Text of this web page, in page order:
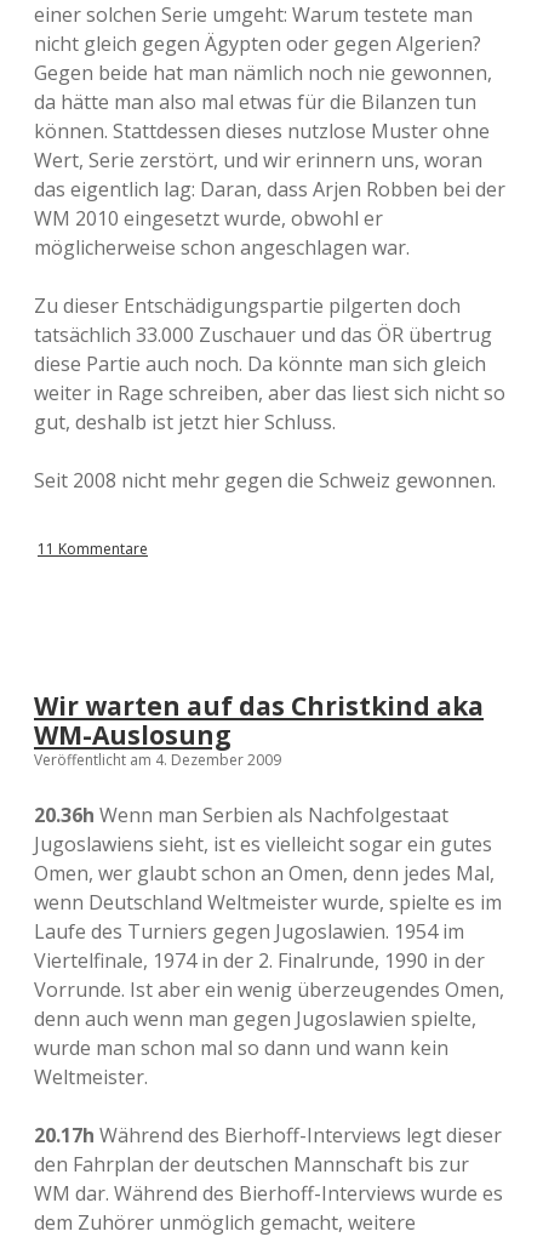
einer solchen Serie umgeht: Warum testete man
nicht gleich gegen Ägypten oder gegen Algerien?
Gegen beide hat man nämlich noch nie gewonnen,
da hätte man also mal etwas für die Bilanzen tun
können. Stattdessen dieses nutzlose Muster ohne
Wert, Serie zerstört, und wir erinnern uns, woran
das eigentlich lag: Daran, dass Arjen Robben bei der
WM 2010 eingesetzt wurde, obwohl er
möglicherweise schon angeschlagen war.
Zu dieser Entschädigungspartie pilgerten doch
tatsächlich 33.000 Zuschauer und das ÖR übertrug
diese Partie auch noch. Da könnte man sich gleich
weiter in Rage schreiben, aber das liest sich nicht so
gut, deshalb ist jetzt hier Schluss.
Seit 2008 nicht mehr gegen die Schweiz gewonnen.
11 Kommentare
Wir warten auf das Christkind aka
WM-Auslosung
Veröffentlicht am 4. Dezember 2009
20.36h Wenn man Serbien als Nachfolgestaat
Jugoslawiens sieht, ist es vielleicht sogar ein gutes
Omen, wer glaubt schon an Omen, denn jedes Mal,
wenn Deutschland Weltmeister wurde, spielte es im
Laufe des Turniers gegen Jugoslawien. 1954 im
Viertelfinale, 1974 in der 2. Finalrunde, 1990 in der
Vorrunde. Ist aber ein wenig überzeugendes Omen,
denn auch wenn man gegen Jugoslawien spielte,
wurde man schon mal so dann und wann kein
Weltmeister.
20.17h Während des Bierhoff-Interviews legt dieser
den Fahrplan der deutschen Mannschaft bis zur
WM dar. Während des Bierhoff-Interviews wurde es
dem Zuhörer unmöglich gemacht, weitere